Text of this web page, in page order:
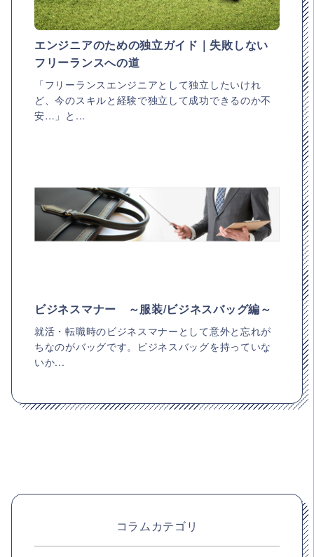
エンジニアのための独立ガイド｜失敗しない
フリーランスへの道
「フリーランスエンジニアとして独立したいけれ
ど、今のスキルと経験で独立して成功できるのか不
安…」と...
ビジネスマナー ～服装/ビジネスバッグ編～
就活・転職時のビジネスマナーとして意外と忘れが
ちなのがバッグです。ビジネスバッグを持っていな
いか...
コラムカテゴリ